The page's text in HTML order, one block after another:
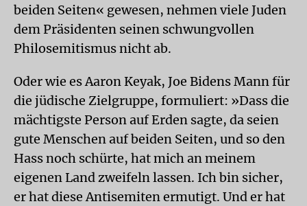
beiden Seiten« gewesen, nehmen viele Juden
dem Präsidenten seinen schwungvollen
Philosemitismus nicht ab.
Oder wie es Aaron Keyak, Joe Bidens Mann für
die jüdische Zielgruppe, formuliert: »Dass die
mächtigste Person auf Erden sagte, da seien
gute Menschen auf beiden Seiten, und so den
Hass noch schürte, hat mich an meinem
eigenen Land zweifeln lassen. Ich bin sicher,
er hat diese Antisemiten ermutigt. Und er hat